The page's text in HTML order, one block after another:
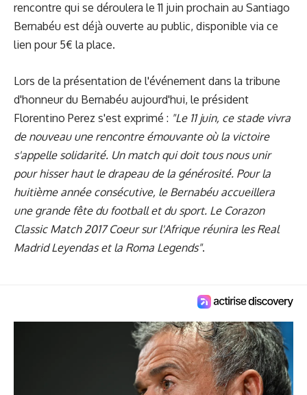
rencontre qui se déroulera le 11 juin prochain au Santiago
Bernabéu est déjà ouverte au public, disponible via ce
lien pour 5€ la place.
Lors de la présentation de l'événement dans la tribune
d'honneur du Bernabéu aujourd'hui, le président
Florentino Perez s'est exprimé : "Le 11 juin, ce stade vivra
de nouveau une rencontre émouvante où la victoire
s'appelle solidarité. Un match qui doit tous nous unir
pour hisser haut le drapeau de la générosité. Pour la
huitième année consécutive, le Bernabéu accueillera
une grande fête du football et du sport. Le Corazon
Classic Match 2017 Coeur sur l'Afrique réunira les Real
Madrid Leyendas et la Roma Legends".